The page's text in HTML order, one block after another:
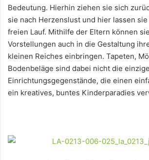
Bedeutung. Hierhin ziehen sie sich
sie nach Herzenslust und hier lassen
freien Lauf. Mithilfe der Eltern können
Vorstellungen auch in die Gestaltung
kleinen Reiches einbringen. Tapeten,
Bodenbeläge sind dabei nicht die
Einrichtungsgegenstände, die einen
ein kreatives, buntes Kinderparadies